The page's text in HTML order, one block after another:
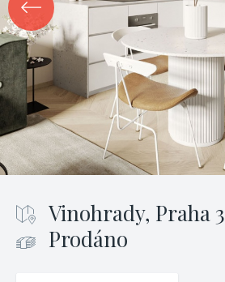
Vinohrady, Praha 3
Prodáno